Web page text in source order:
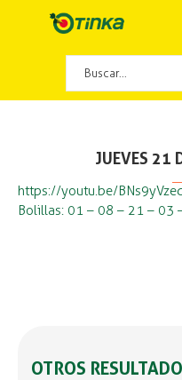
JUEVES 21
https://youtu.be/
Bolillas: 01 – 08 – 21 – 03
OTROS